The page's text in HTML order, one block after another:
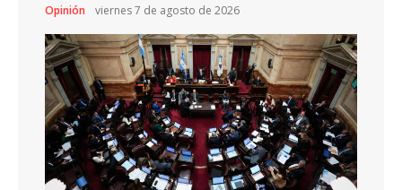
Opinión viernes 7 de agosto de 2026